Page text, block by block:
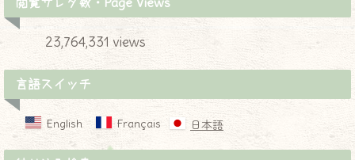
23,764,331 views
言語スイッチ
English Français 日本語